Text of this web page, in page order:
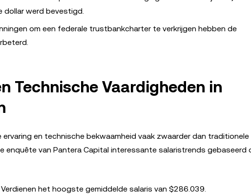
dollar werd bevestigd.
om een federale trustbankcharter te verkrijgen hebben de
Technische Vaardigheden in
en technische bekwaamheid vaak zwaarder dan traditionele
enquête van Pantera Capital interessante salaristrends gebaseerd
Verdienen het hoogste gemiddelde salaris van $286.039.